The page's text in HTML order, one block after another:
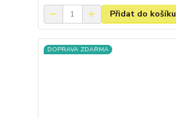
Přidat do košíku
DOPRAVA ZDARMA